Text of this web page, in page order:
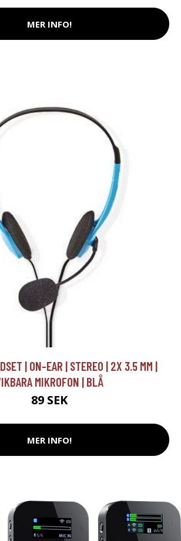
MER INFO!
| ON-EAR | STEREO | 2X 3.5 MM |
MIKROFON | BLÅ
89 SEK
MER INFO!